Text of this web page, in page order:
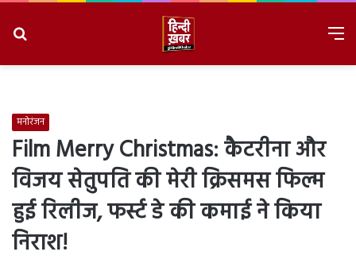
मनोरंजन
Film Merry Christmas: कैटरीना और
विजय सेतुपति की मेरी क्रिसमस फिल्म
हुई रिलीज, फर्स्ट डे की कमाई ने किया
निराश!